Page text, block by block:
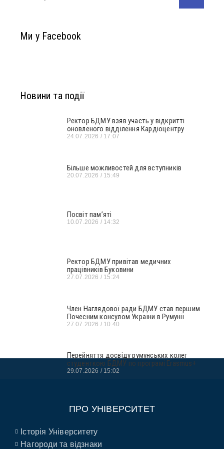
Ми у Facebook
Новини та події
Ректор БДМУ взяв участь у відкритті
оновленого відділення Кардіоцентру
24.07.2026 17:07
Більше можливостей для вступників
20.07.2026 15:49
Посвіт пам’яті
10.07.2026 14:32
Ректор БДМУ привітав медичних
працівників Буковини
27.07.2026 15:24
Член Наглядової ради БДМУ став першим
Почесним консулом України в Румунії
27.07.2026 10:40
Перейняття досвіду румунських колег
студенткою БДМУ по програмі Erasmus+
29.07.2026 15:02
ПРО УНІВЕРСИТЕТ
Історія Університету
Нагороди та відзнаки